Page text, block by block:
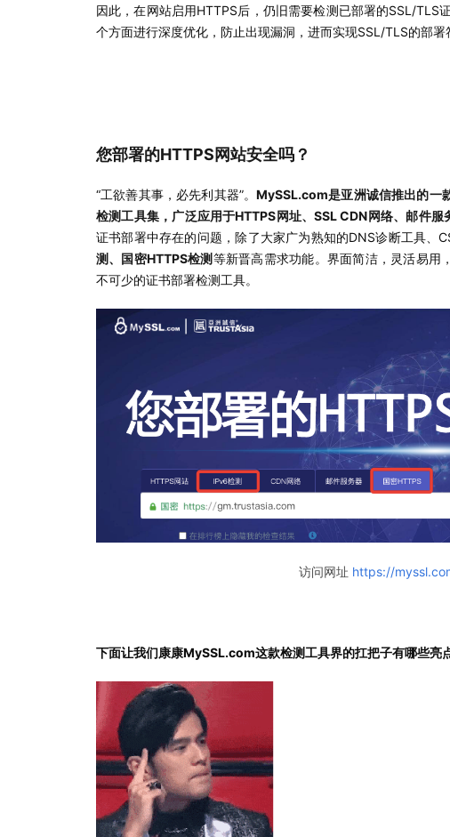
因此，在网站启用HTTPS后，仍旧需要检测已部署的SSL/TLS
个方面进行深度优化，防止出现漏洞，进而实现SSL/TLS的部署
您部署的HTTPS网站安全吗？
“工欲善其事，必先利其器”。 MySSL.com是亚洲诚信推出的一
检测工具集，广泛应用于HTTPS网址、SSL CDN网络、邮件服
证书部署中存在的问题，除了大家广为熟知的DNS诊断工具、
测、国密HTTPS检测等新晋高需求功能。界面简洁，灵活易用
不可少的证书部署检测工具。
访问网址 https://
下面让我们康康MySSL.com这款检测工具界的扛把子有哪些亮